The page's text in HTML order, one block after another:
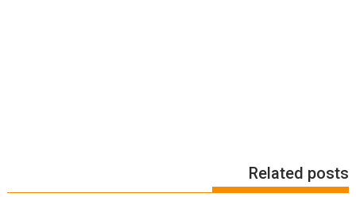
Related posts